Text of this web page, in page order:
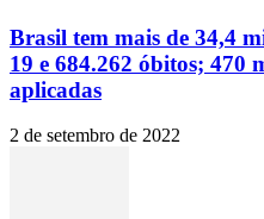
Brasil tem mais de 34,4
19 e 684.262 óbitos; 470
aplicadas
2 de setembro de 2022